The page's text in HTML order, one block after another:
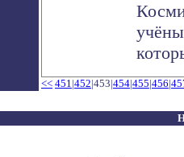
<< 451|452|453|454|455|456|